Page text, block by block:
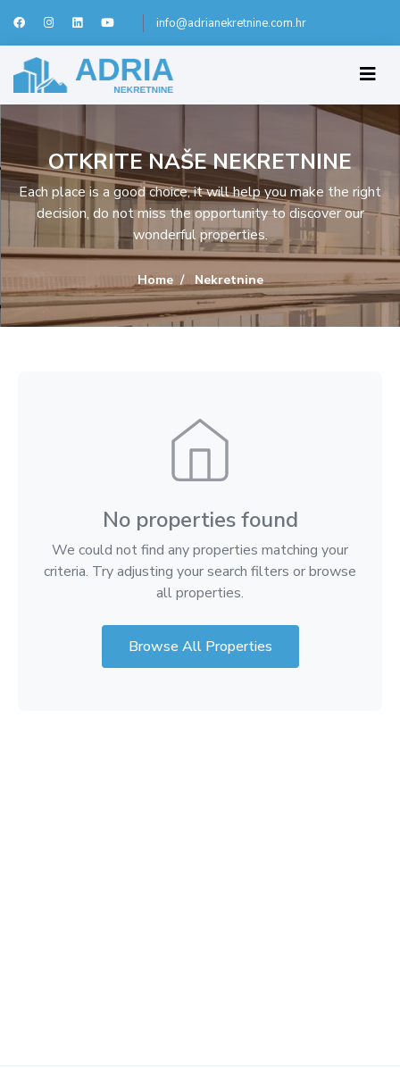
info@adrianekretnine.com.hr
OTKRITE NAŠE NEKRETNINE
Each place is a good choice, it will help you make the right
decision, do not miss the opportunity to discover our
wonderful properties.
Home Nekretnine
No properties found
We could not find any properties matching your
criteria. Try adjusting your search filters or browse
all properties.
Browse All Properties